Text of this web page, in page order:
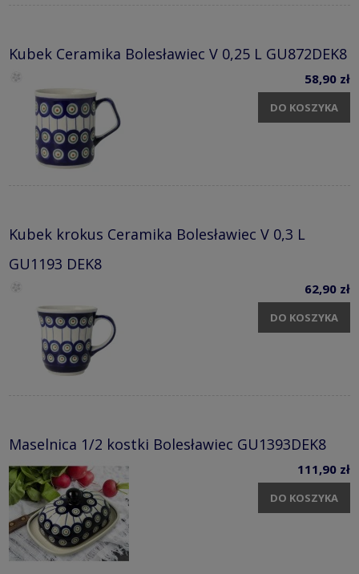
Kubek Ceramika Bolesławiec V 0,25 L GU872DEK8
58,90 zł
DO KOSZYKA
Kubek krokus Ceramika Bolesławiec V 0,3 L
GU1193 DEK8
62,90 zł
DO KOSZYKA
Maselnica 1/2 kostki Bolesławiec GU1393DEK8
111,90 zł
DO KOSZYKA